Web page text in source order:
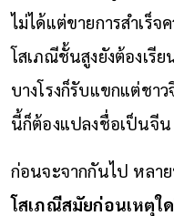
ไม่ได้แต่ขายการสำเร็จ
โสเภณีชั้นสูงยังต้องเรี
บางโรงก็รับแขกแต่ชา
นี้ก็ต้องแปลงชื่อเป็นจีน
ก่อนจะจากกันไป หลา
โสเภณีสมัยก่อนเหตุใ